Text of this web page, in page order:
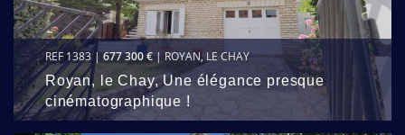
REF 1383 |677 300 €| ROYAN, LE CHAY
Royan, le Chay, Une élégance presque
cinématographique !